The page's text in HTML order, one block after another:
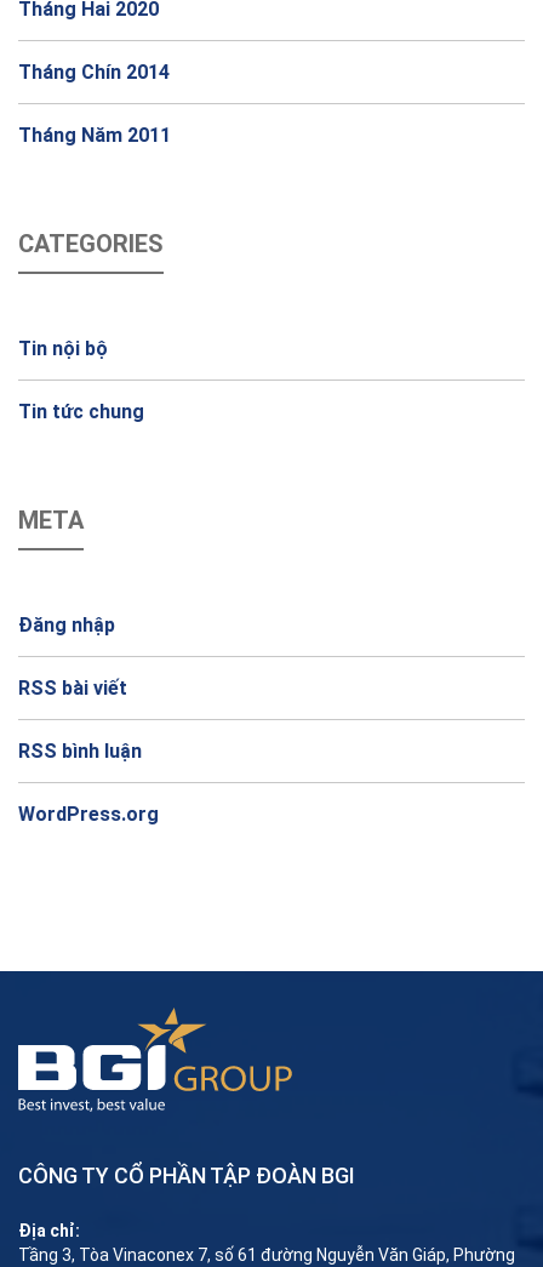
Tháng Hai 2020
Tháng Chín 2014
Tháng Năm 2011
CATEGORIES
Tin nội bộ
Tin tức chung
META
Đăng nhập
RSS bài viết
RSS bình luận
WordPress.org
CÔNG TY CỔ PHẦN TẬP ĐOÀN BGI
Địa chỉ:
Tầng 3, Tòa Vinaconex 7, số 61 đường Nguyễn Văn Giáp, Phường